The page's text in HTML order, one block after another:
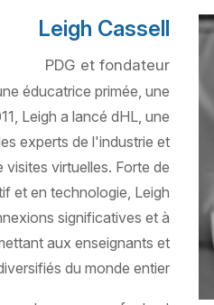
Leigh Cassell
PDG et fondateur
éducatrice primée, une
Leigh a lancé dHL, une
experts de l'industrie et
virtuelles. Forte de
et en technologie, Leigh
significatives et à
aux enseignants et
du monde entier.